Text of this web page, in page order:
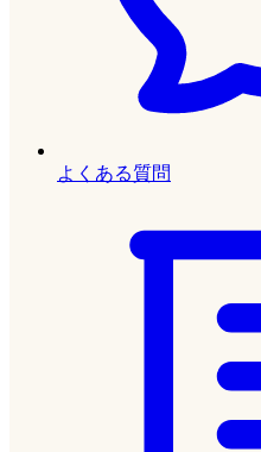
よくある質問